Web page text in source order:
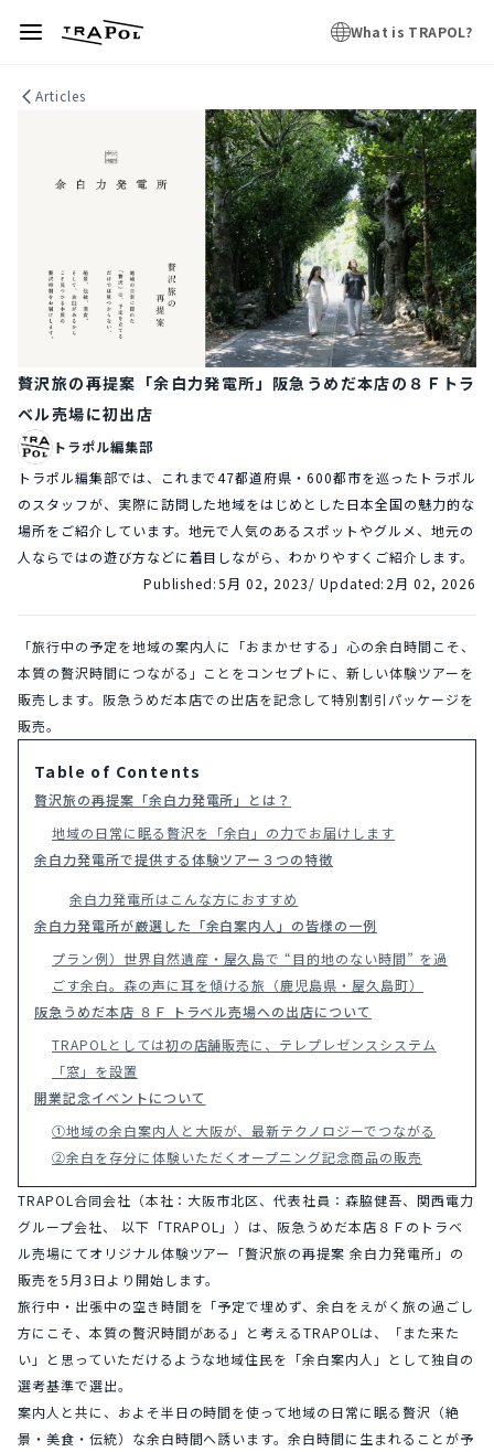
What is TRAPOL?
Articles
贅沢旅の再提案「余白力発電所」阪急うめだ本店の８Ｆトラ
ベル売場に初出店
トラポル編集部
トラポル編集部では、これまで47都道府県・600都市を巡ったトラポル
のスタッフが、実際に訪問した地域をはじめとした日本全国の魅力的な
場所をご紹介しています。地元で人気のあるスポットやグルメ、地元の
人ならではの遊び方などに着目しながら、わかりやすくご紹介します。
Published:5月 02, 2023/ Updated: 2月 02, 2026
「旅行中の予定を地域の案内人に「おまかせする」心の余白時間こそ、
本質の贅沢時間につながる」ことをコンセプトに、新しい体験ツアーを
販売します。阪急うめだ本店での出店を記念して特別割引パッケージを
販売。
Table of Contents
贅沢旅の再提案「余白力発電所」とは？
地域の日常に眠る贅沢を「余白」の力でお届けします
余白力発電所で提供する体験ツアー３つの特徴
余白力発電所はこんな方におすすめ
余白力発電所が厳選した「余白案内人」の皆様の一例
プラン例）世界自然遺産・屋久島で “目的地のない時間” を過
ごす余白。森の声に耳を傾ける旅（鹿児島県・屋久島町）
阪急うめだ本店 ８Ｆ トラベル売場への出店について
TRAPOLとしては初の店舗販売に、テレプレゼンスシステム
「窓」を設置
開業記念イベントについて
①地域の余白案内人と大阪が、最新テクノロジーでつながる
②余白を存分に体験いただくオープニング記念商品の販売
TRAPOL合同会社（本社：大阪市北区、代表社員：森脇健吾、関西電力
グループ会社、 以下「TRAPOL」）は、阪急うめだ本店８Ｆのトラベ
ル売場にてオリジナル体験ツアー「贅沢旅の再提案 余白力発電所」の
販売を5月3日より開始します。
旅行中・出張中の空き時間を「予定で埋めず、余白をえがく旅の過ごし
方にこそ、本質の贅沢時間がある」と考えるTRAPOLは、「また来た
い」と思っていただけるような地域住民を「余白案内人」として独自の
選考基準で選出。
案内人と共に、およそ半日の時間を使って地域の日常に眠る贅沢（絶
景・美食・伝統）な余白時間へ誘います。余白時間に生まれることが予